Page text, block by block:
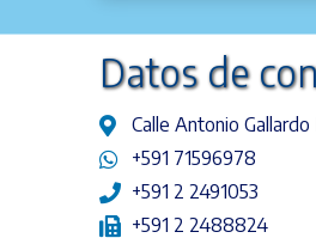
Datos de
Calle Antonio Gallardo
+591 71596978
+591 2 2491053
+591 2 2488824